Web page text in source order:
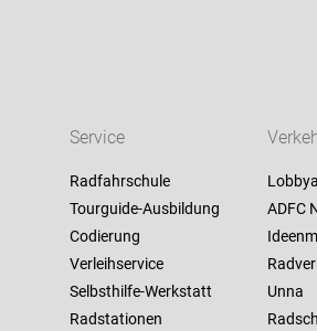
Service
Radfahrschule
Tourguide-Ausbildung
Codierung
Verleihservice
Selbsthilfe-Werkstatt
Radstationen
ADFC
Unna